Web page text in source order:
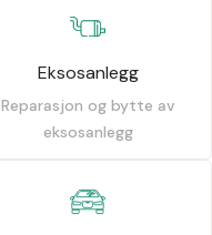
Eksosanlegg
Reparasjon og bytte av
eksosanlegg